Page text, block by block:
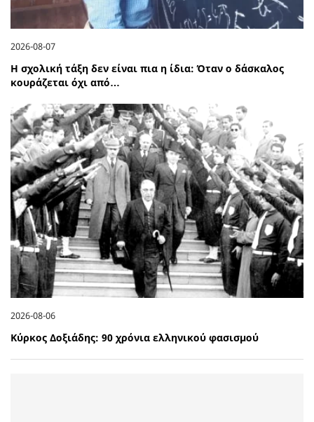
2026-08-07
Η σχολική τάξη δεν είναι πια η ίδια: Όταν ο δάσκαλος
κουράζεται όχι από…
2026-08-06
Κύρκος Δοξιάδης: 90 χρόνια ελληνικού φασισμού